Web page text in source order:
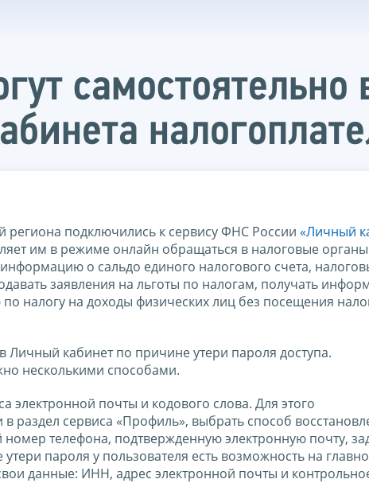
самостоятельно
региона подключились к сервису ФНС России «Личный
им в режиме онлайн обращаться в налоговые
о сальдо единого налогового счета,
заявления на льготы по налогам, получать
налогу на доходы физических лиц без посещения
Личный кабинет по причине утери пароля доступа.
несколькими способами.
почты и кодового слова. Для этого
сервиса «Профиль», выбрать способ
телефона, подтвержденную электронную почту,
пароля у пользователя есть возможность на
данные: ИНН, адрес электронной почты и